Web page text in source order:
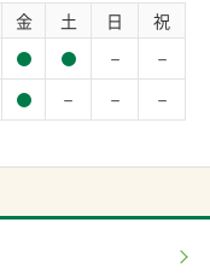
金 土 日 祝
－ －
－ － －